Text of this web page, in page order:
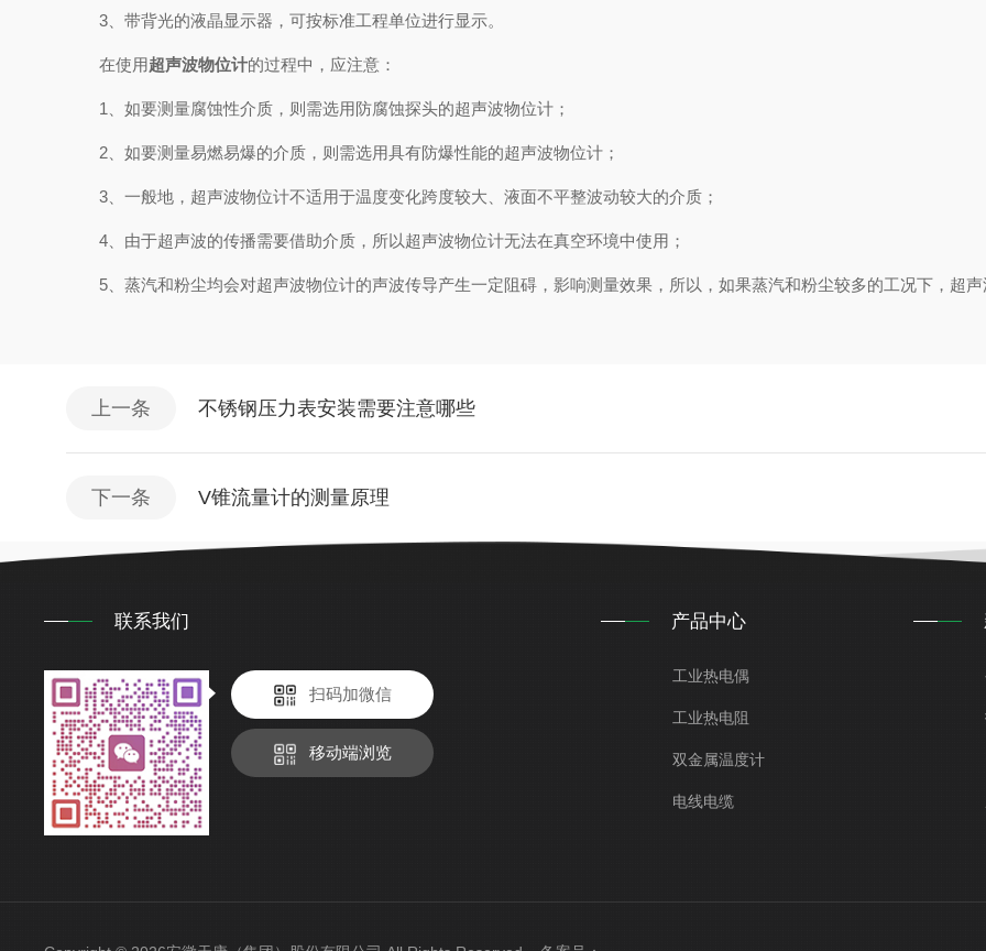
3、带背光的液晶显示器，可按标准工程单位进行显示。
在使用超声波物位计的过程中，应注意：
1、如要测量腐蚀性介质，则需选用防腐蚀探头的超声波物位计；
2、如要测量易燃易爆的介质，则需选用具有防爆性能的超声波物位计；
3、一般地，超声波物位计不适用于温度变化跨度较大、液面不平整波动较大的介质；
4、由于超声波的传播需要借助介质，所以超声波物位计无法在真空环境中使用；
5、蒸汽和粉尘均会对超声波物位计的声波传导产生一定阻碍，影响测量效果，所以，如果蒸汽和粉尘较多的工况下，超声
上一条 不锈钢压力表安装需要注意哪些
下一条 V锥流量计的测量原理
联系我们
扫码加微信
移动端浏览
产品中心
工业热电偶
工业热电阻
双金属温度计
电线电缆